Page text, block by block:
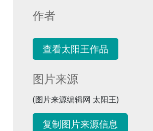
作者
查看太阳王作品
图片来源
(图片来源编辑网 太阳王)
复制图片来源信息